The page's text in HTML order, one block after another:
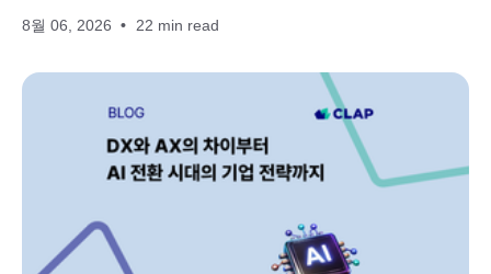
8월 06, 2026 22 min read